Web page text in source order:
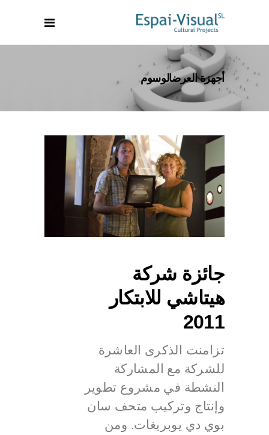
أجهزة العرضالوسوم
جائزة شركة
هيتاشي للابتكار
2011
تزامنت الذكرى العاشرة
للشركة مع المشاركة
النشطة في مشروع تطوير
وإنتاج وتركيب متحف سان
بوي دي يوبريغات. ومن